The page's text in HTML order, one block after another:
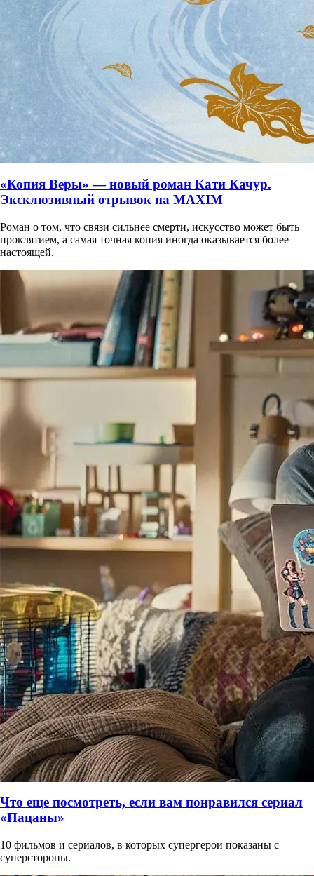
«Копия Веры» — новый роман Кати Качур.
Эксклюзивный отрывок на MAXIM
Роман о том, что связи сильнее смерти, искусство может быть
проклятием, а самая точная копия иногда оказывается более
настоящей.
Что еще посмотреть, если вам понравился сериал
«Пацаны»
10 фильмов и сериалов, в которых супергерои показаны с
суперстороны.